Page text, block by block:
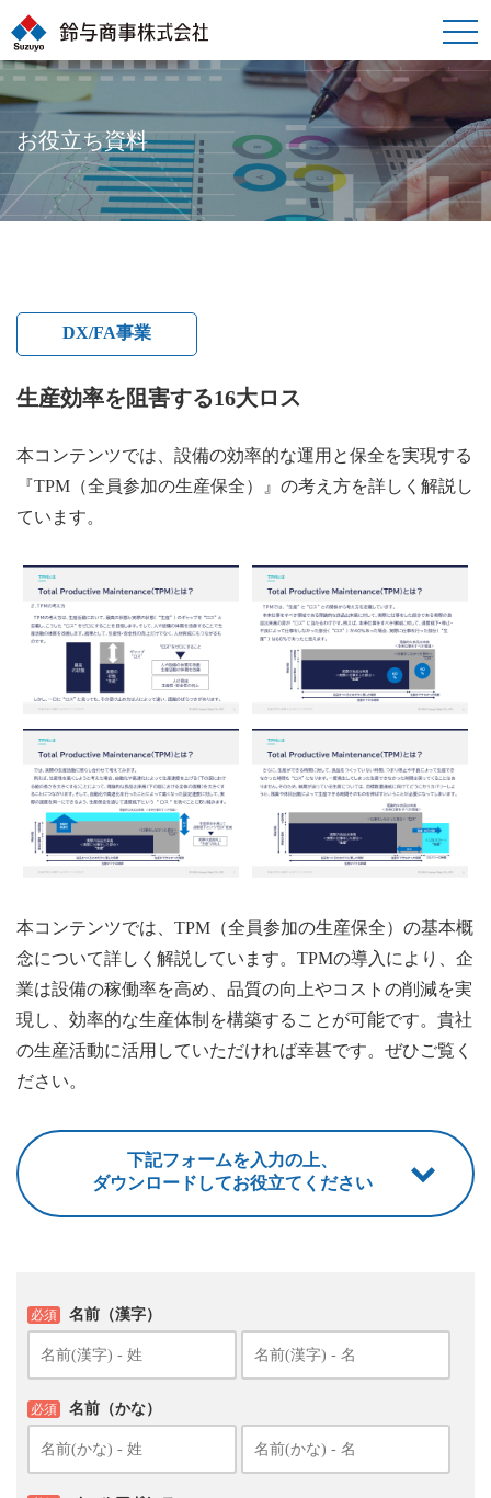
toggle
お役立ち資料
DX/FA事業
生産効率を阻害する16大ロス
本コンテンツでは、設備の効率的な運用と保全を実現する
『TPM（全員参加の生産保全）』の考え方を詳しく解説し
ています。
本コンテンツでは、TPM（全員参加の生産保全）の基本概
念について詳しく解説しています。TPMの導入により、企
業は設備の稼働率を高め、品質の向上やコストの削減を実
現し、効率的な生産体制を構築することが可能です。貴社
の生産活動に活用していただければ幸甚です。ぜひご覧く
ださい。
下記フォームを入力の上、
ダウンロードしてお役立てください
必須 名前（漢字）
必須 名前（かな）